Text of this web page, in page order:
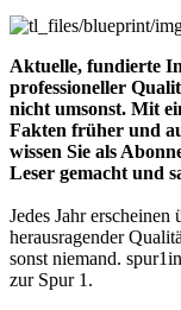
Aktuelle, fundierte
professioneller
nicht umsonst. Mit
Fakten früher und
wissen Sie als
Leser gemacht und
Jedes Jahr
herausragender
sonst niemand.
zur Spur 1.